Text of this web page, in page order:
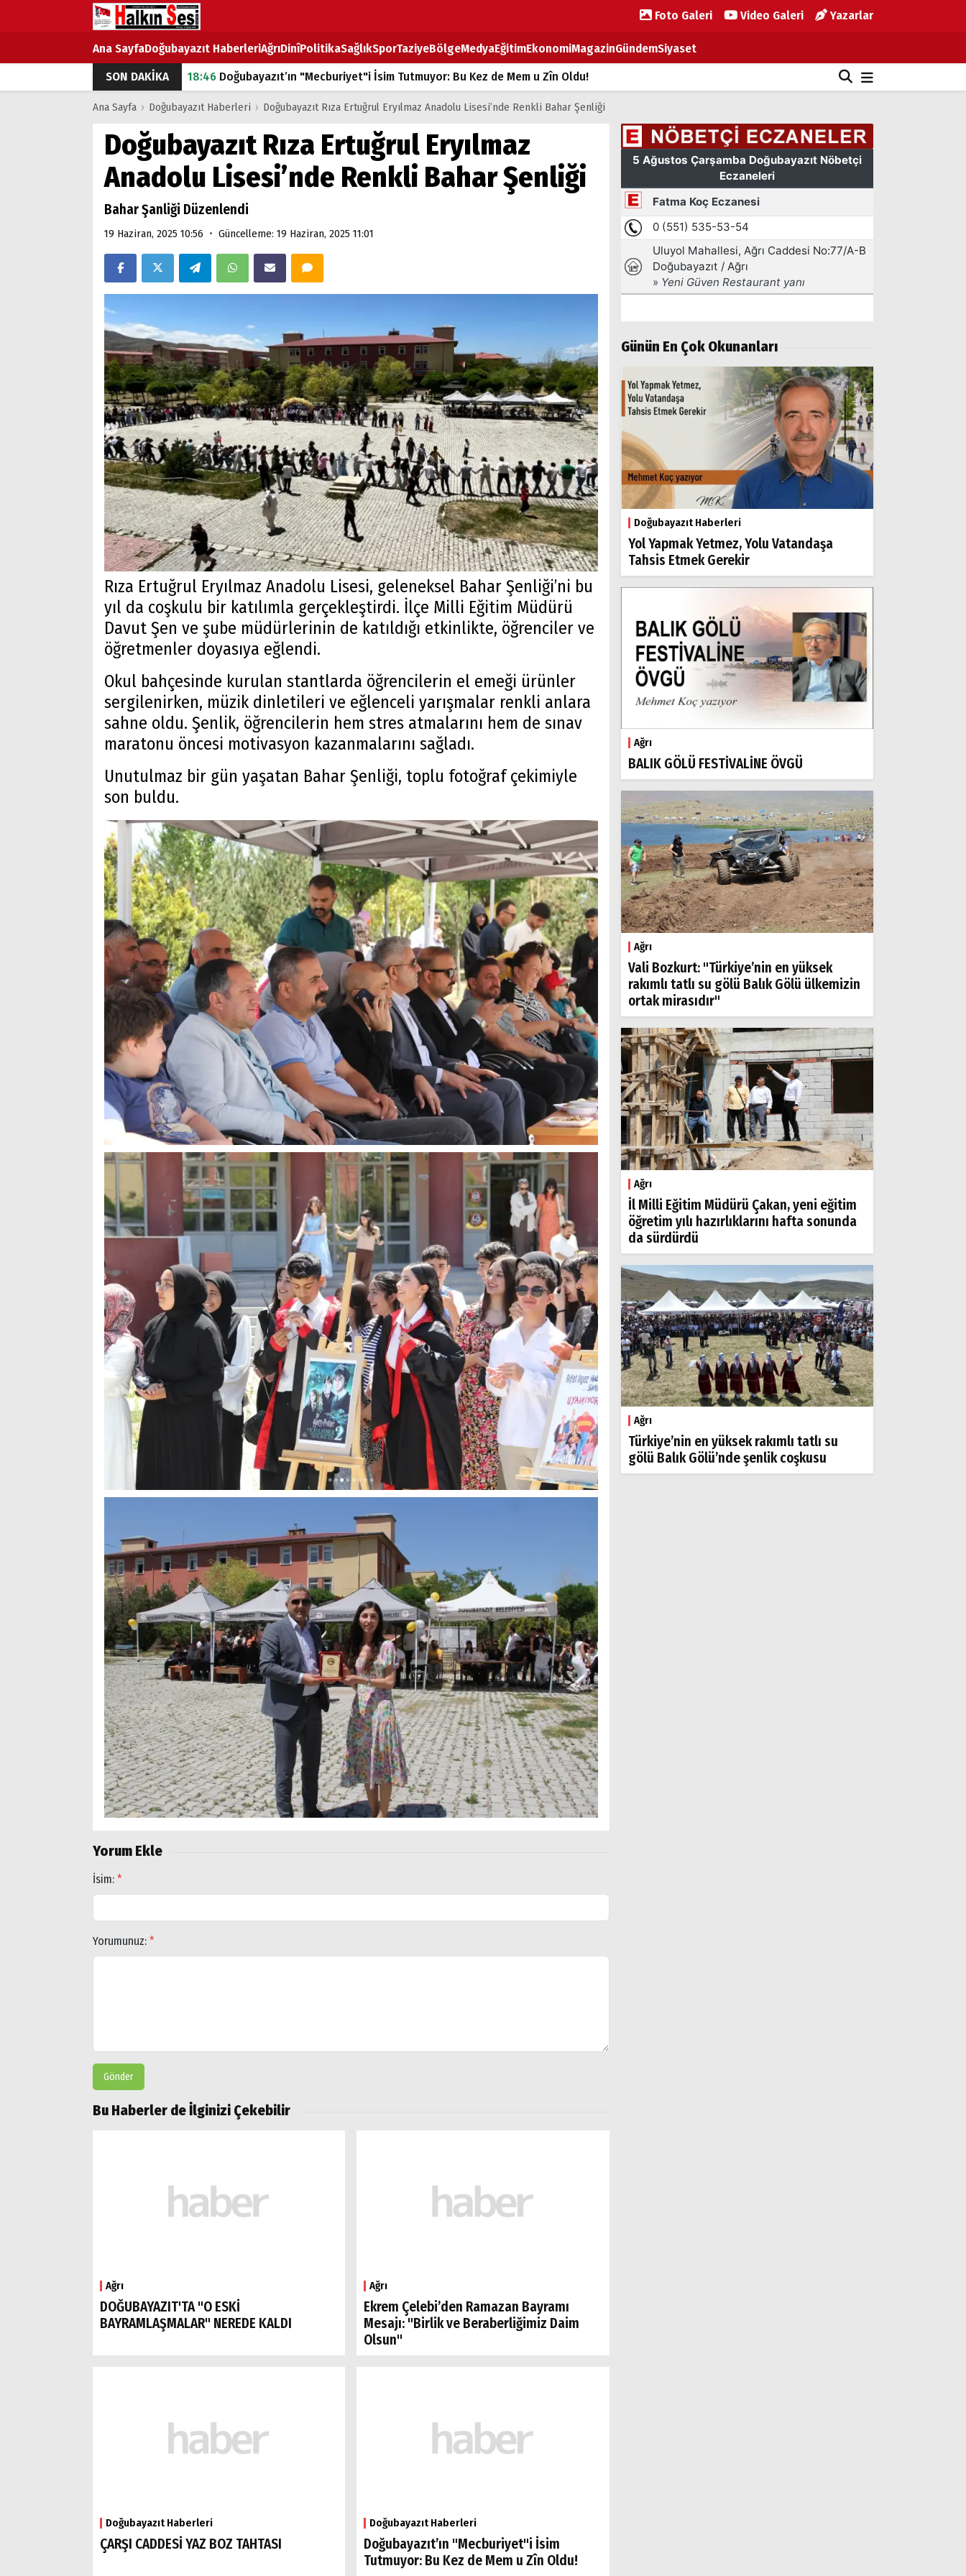
Foto Galeri Video Galeri Yazarlar
Ana SayfaDoğubayazıt HaberleriAğrıDinîPolitikaSağlıkSporTaziyeBölgeMedyaEğitimEkonomiMagazinGündemSiyaset
SON DAKİKA
18:46 Doğubayazıt’ın "Mecburiyet"i İsim Tutmuyor: Bu Kez de Mem u Zîn Oldu!
07:53Doğubayazıt’ta Ekmek Fiyatlarına Zam
Doğubayazıt'ta çocukların sırtındaki ağır yük
07:00DEVLET ve HÜKÜMET
18:29ÇARŞI CADDESİ YAZ BOZ TAHTASI
Ana Sayfa › Doğubayazıt Haberleri › Doğubayazıt Rıza Ertuğrul Eryılmaz Anadolu Lisesi’nde Renkli Bahar Şenliği
Doğubayazıt Rıza Ertuğrul Eryılmaz
Anadolu Lisesi’nde Renkli Bahar Şenliği
Bahar Şanliği Düzenlendi
19 Haziran, 2025 10:56 • Güncelleme: 19 Haziran, 2025 11:01
Rıza Ertuğrul Eryılmaz Anadolu Lisesi, geleneksel Bahar Şenliği’ni bu
yıl da coşkulu bir katılımla gerçekleştirdi. İlçe Milli Eğitim Müdürü
Davut Şen ve şube müdürlerinin de katıldığı etkinlikte, öğrenciler ve
öğretmenler doyasıya eğlendi.
Okul bahçesinde kurulan stantlarda öğrencilerin el emeği ürünler
sergilenirken, müzik dinletileri ve eğlenceli yarışmalar renkli anlara
sahne oldu. Şenlik, öğrencilerin hem stres atmalarını hem de sınav
maratonu öncesi motivasyon kazanmalarını sağladı.
Unutulmaz bir gün yaşatan Bahar Şenliği, toplu fotoğraf çekimiyle
son buldu.
Yorum Ekle
İsim: *
Yorumunuz: *
Gönder
Bu Haberler de İlginizi Çekebilir
Ağrı
DOĞUBAYAZIT'TA "O ESKİ
BAYRAMLAŞMALAR" NEREDE KALDI
Ağrı
Ekrem Çelebi’den Ramazan Bayramı
Mesajı: "Birlik ve Beraberliğimiz Daim
Olsun"
Doğubayazıt Haberleri
ÇARŞI CADDESİ YAZ BOZ TAHTASI
Doğubayazıt Haberleri
Doğubayazıt’ın "Mecburiyet"i İsim
Tutmuyor: Bu Kez de Mem u Zîn Oldu!
Günün En Çok Okunanları
Doğubayazıt Haberleri
Yol Yapmak Yetmez, Yolu Vatandaşa
Tahsis Etmek Gerekir
Ağrı
BALIK GÖLÜ FESTİVALİNE ÖVGÜ
Ağrı
Vali Bozkurt: "Türkiye’nin en yüksek
rakımlı tatlı su gölü Balık Gölü ülkemizin
ortak mirasıdır"
Ağrı
İl Milli Eğitim Müdürü Çakan, yeni eğitim
öğretim yılı hazırlıklarını hafta sonunda
da sürdürdü
Ağrı
Türkiye’nin en yüksek rakımlı tatlı su
gölü Balık Gölü’nde şenlik coşkusu